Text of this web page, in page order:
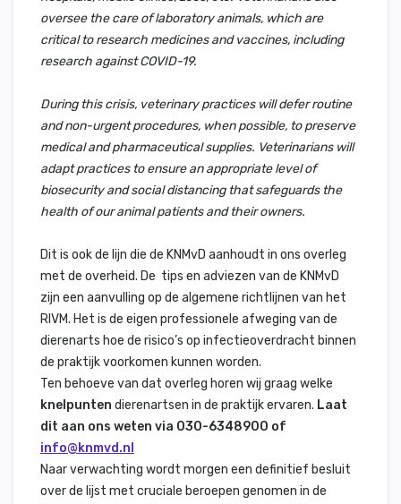
oversee the care of laboratory animals, which are
critical to research medicines and vaccines, including
research against COVID-19.
During this crisis, veterinary practices will defer routine
and non-urgent procedures, when possible, to preserve
medical and pharmaceutical supplies. Veterinarians will
adapt practices to ensure an appropriate level of
biosecurity and social distancing that safeguards the
health of our animal patients and their owners.
Dit is ook de lijn die de KNMvD aanhoudt in ons overleg
met de overheid. De tips en adviezen van de KNMvD
zijn een aanvulling op de algemene richtlijnen van het
RIVM. Het is de eigen professionele afweging van de
dierenarts hoe de risico’s op infectieoverdracht binnen
de praktijk voorkomen kunnen worden.
Ten behoeve van dat overleg horen wij graag welke
knelpunten dierenartsen in de praktijk ervaren. Laat
dit aan ons weten via 030-6348900 of
info@knmvd.nl
Naar verwachting wordt morgen een definitief besluit
over de lijst met cruciale beroepen genomen in de